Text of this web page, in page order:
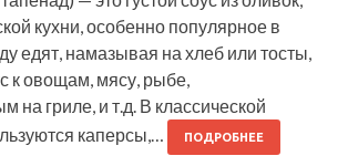
кухни, особенно популярное в
едят, намазывая на хлеб или тосты,
к овощам, мясу, рыбе,
на гриле, и т.д. В классической
каперсы,…
ПОДРОБНЕЕ